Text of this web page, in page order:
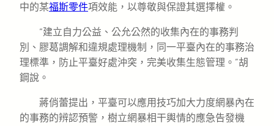
中的某福斯零件項效能，以尊敬與保證其選擇權。
“建立自力公益、公允公然的收集內在的事務判
別、膠葛調解和違規處理機制，同一平臺內在的事務治
理標準，防止平臺好處沖突，完美收集生態管理。”胡
鋼說。
蔣俏蕾提出，平臺可以應用技巧加大力度網暴內在
的事務的辨認預警，樹立網暴相干輿情的應急告發機